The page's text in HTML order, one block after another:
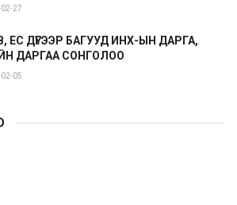
27
ЕС ДҮГЭЭР БАГУУД ИНХ-ЫН ДАРГА,
ДАРГАА СОНГОЛОО
05